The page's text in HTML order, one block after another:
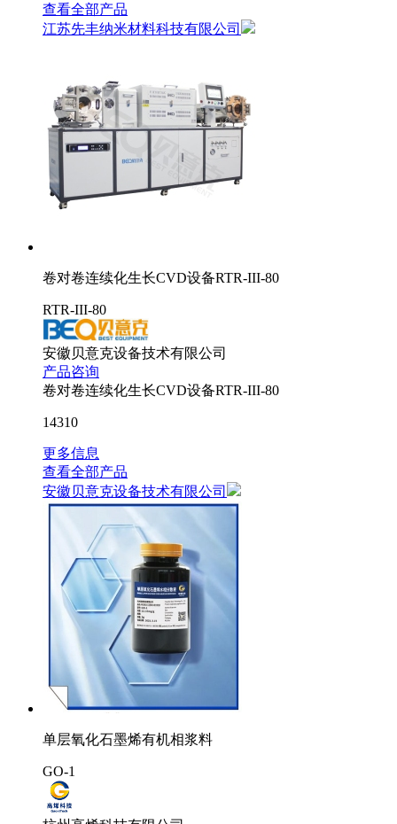
查看全部产品
江苏先丰纳米材料科技有限公司
卷对卷连续化生长CVD设备RTR-III-80
RTR-III-80
安徽贝意克设备技术有限公司
产品咨询
卷对卷连续化生长CVD设备RTR-III-80
14310
更多信息
查看全部产品
安徽贝意克设备技术有限公司
单层氧化石墨烯有机相浆料
GO-1